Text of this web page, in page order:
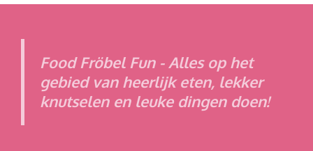
Food Fröbel Fun - Alles op het
gebied van heerlijk eten, lekker
knutselen en leuke dingen doen!